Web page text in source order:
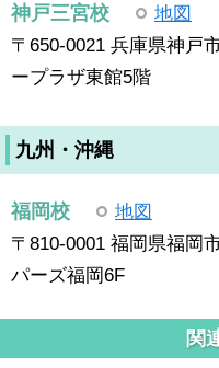
神戸三宮校
地図
〒650-0021 兵庫県神戸
ープラザ東館5階
九州・沖縄
福岡校
地図
〒810-0001 福岡県福岡
パーズ福岡6F
関